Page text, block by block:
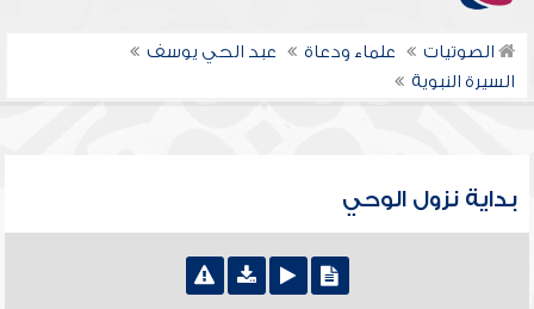
الصوتيات علماء ودعاة
عبد الحي يوسف
السيرة النبوية
بداية نزول الوحي